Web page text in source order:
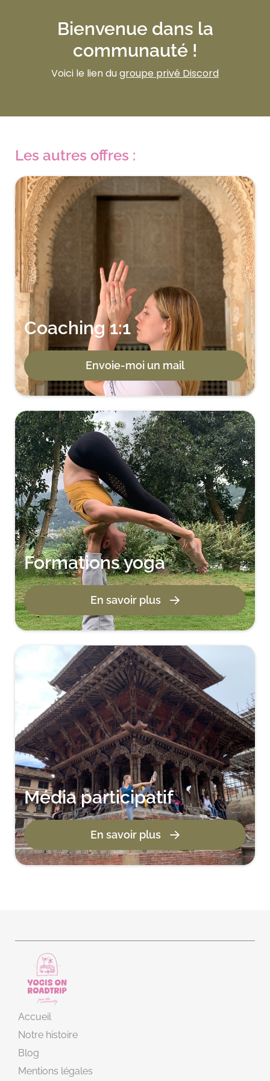
Bienvenue dans la
communauté !
Voici le lien dugroupe privé Discord
Les autres offres :
Coaching 1:1
Envoie-moi un mail
Formations yoga
En savoir plus
Média participatif
En savoir plus
Accueil
Notre histoire
Blog
Mentions légales